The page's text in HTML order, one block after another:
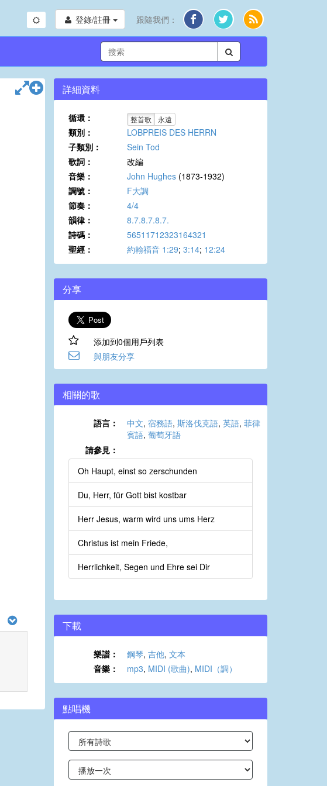
登錄/註冊 跟隨我們：
詳細資料
循環： 整首歌 永遠
類別：
LOBPREIS DES HERRN
子類別：
Sein Tod
歌詞：
改編
音樂：
John Hughes (1873-1932)
調號：
F大調
節奏：
4/4
韻律：
8.7.8.7.8.7.
詩碼：
56511712323164321
聖經：
約翰福音 1:29; 3:14; 12:24
分享
添加到0個用戶列表
與朋友分享
相關的歌
語言： 中文, 宿務語, 斯洛伐克語, 英語, 菲律
賓語, 葡萄牙語
請參見：
Oh Haupt, einst so zerschunden
Du, Herr, für Gott bist kostbar
Herr Jesus, warm wird uns ums Herz
Christus ist mein Friede,
Herrlichkeit, Segen und Ehre sei Dir
下載
樂譜： 鋼琴, 吉他, 文本
音樂：
mp3, MIDI (歌曲), MIDI（調）
點唱機